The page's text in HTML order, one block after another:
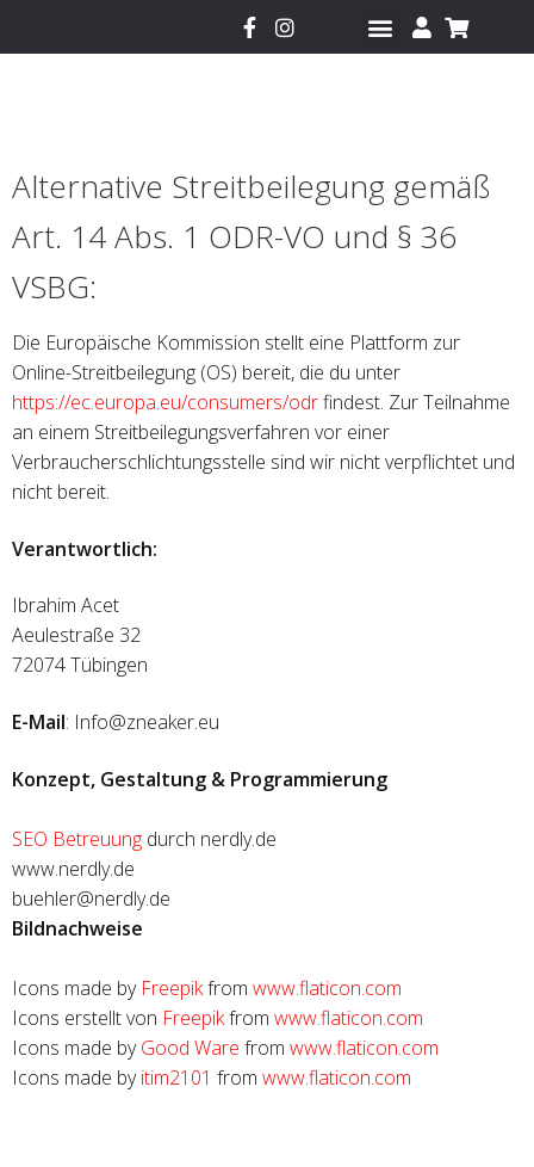
Alternative Streitbeilegung gemäß
Art. 14 Abs. 1 ODR-VO und § 36
VSBG:
Die Europäische Kommission stellt eine Plattform zur
Online-Streitbeilegung (OS) bereit, die du unter
https://ec.europa.eu/consumers/odrfindest. Zur Teilnahme
an einem Streitbeilegungsverfahren vor einer
Verbraucherschlichtungsstelle sind wir nicht verpflichtet und
nicht bereit.
Verantwortlich:
Ibrahim Acet
Aeulestraße 32
72074 Tübingen
E-Mail: Info@zneaker.eu
Konzept, Gestaltung & Programmierung
SEO Betreuung durch nerdly.de
www.nerdly.de
buehler@nerdly.de
Bildnachweise
Icons made by Freepikfrom www.flaticon.com
Icons erstellt von Freepikfrom www.flaticon.com
Icons made byGood Ware from www.flaticon.com
Icons made byitim2101 from www.flaticon.com